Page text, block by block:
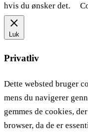
hvis du ønsker det.
Luk
Privatliv
Dette websted bruger
mens du navigerer
gemmes de cookies,
browser, da de er